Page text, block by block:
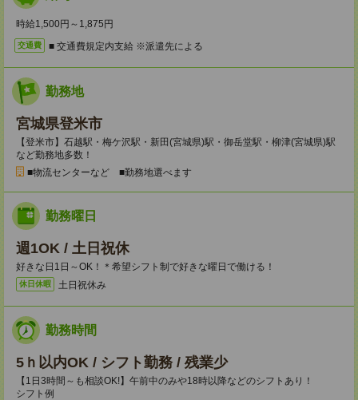
時給1,500円～1,875円
交通費 ■ 交通費規定内支給 ※派遣先による
勤務地
宮城県登米市
【登米市】石越駅・梅ケ沢駅・新田(宮城県)駅・御岳堂駅・柳津(宮城県)駅
など勤務地多数！
■物流センターなど ■勤務地選べます
勤務曜日
週1OK / 土日祝休
好きな日1日～OK！＊希望シフト制で好きな曜日で働ける！
休日休暇 土日祝休み
勤務時間
5ｈ以内OK / シフト勤務 / 残業少
【1日3時間～も相談OK!】午前中のみや18時以降などのシフトあり！
シフト例